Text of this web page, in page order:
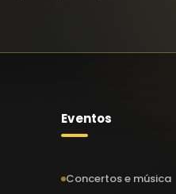
Eventos
Concertos e música